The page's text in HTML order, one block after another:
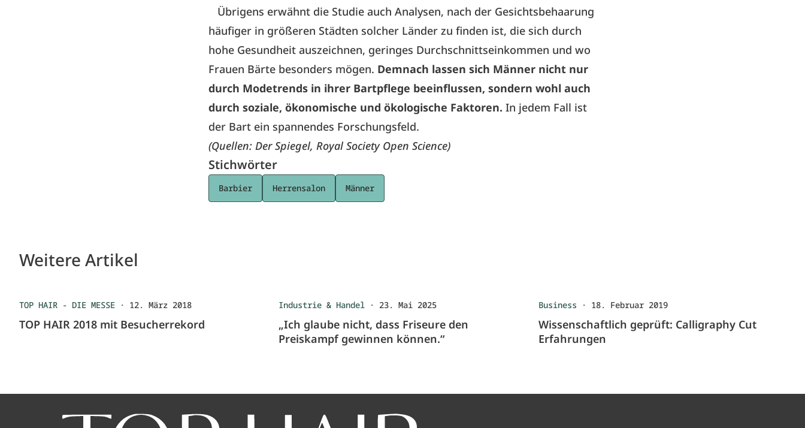
Übrigens erwähnt die Studie auch Analysen, nach der Gesichtsbehaarung
häufiger in größeren Städten solcher Länder zu finden ist, die sich durch
hohe Gesundheit auszeichnen, geringes Durchschnittseinkommen und wo
Frauen Bärte besonders mögen. Demnach lassen sich Männer nicht nur
durch Modetrends in ihrer Bartpflege beeinflussen, sondern wohl auch
durch soziale, ökonomische und ökologische Faktoren. In jedem Fall ist
der Bart ein spannendes Forschungsfeld.
(Quellen: Der Spiegel, Royal Society Open Science)
Stichwörter
Barbier Herrensalon Männer
Weitere Artikel
TOP HAIR - DIE MESSE · 12. März 2018
TOP HAIR 2018 mit Besucherrekord
Industrie & Handel · 23. Mai 2025
„Ich glaube nicht, dass Friseure den
Preiskampf gewinnen können.“
Business · 18. Februar 2019
Wissenschaftlich geprüft: Calligraphy Cut
Erfahrungen